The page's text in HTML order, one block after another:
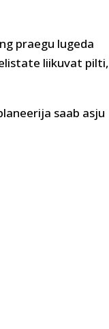
praegu lugeda
liikuvat pilti,
saab asju